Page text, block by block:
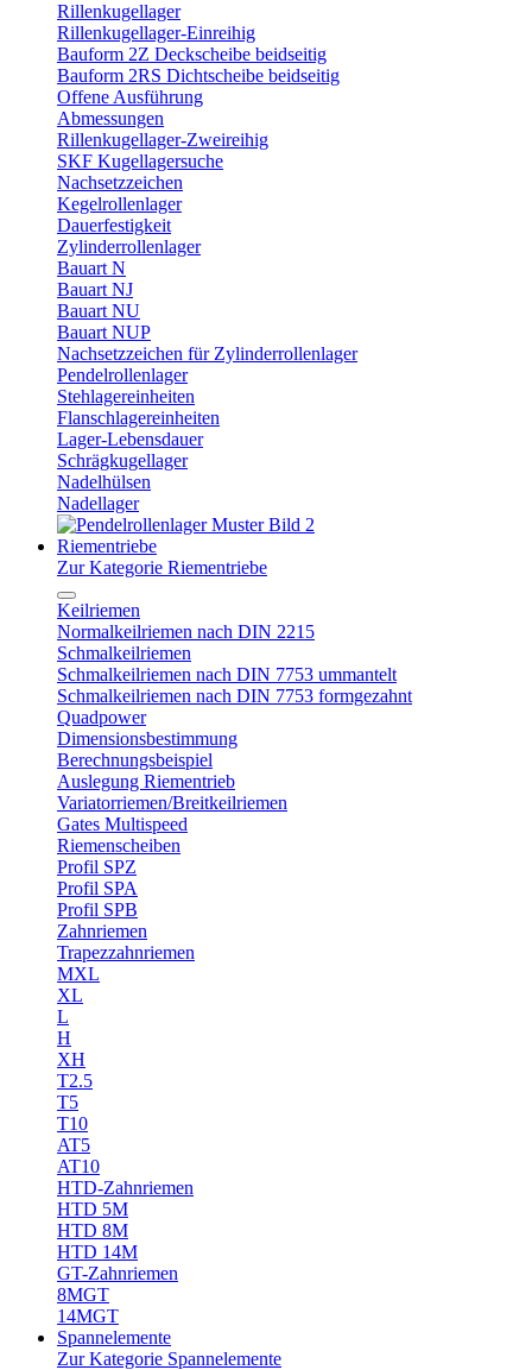
Rillenkugellager
Rillenkugellager-Einreihig
Bauform 2Z Deckscheibe beidseitig
Bauform 2RS Dichtscheibe beidseitig
Offene Ausführung
Abmessungen
Rillenkugellager-Zweireihig
SKF Kugellagersuche
Nachsetzzeichen
Kegelrollenlager
Dauerfestigkeit
Zylinderrollenlager
Bauart N
Bauart NJ
Bauart NU
Bauart NUP
Nachsetzzeichen für Zylinderrollenlager
Pendelrollenlager
Stehlagereinheiten
Flanschlagereinheiten
Lager-Lebensdauer
Schrägkugellager
Nadelhülsen
Nadellager
Riementriebe
Zur Kategorie Riementriebe
Keilriemen
Normalkeilriemen nach DIN 2215
Schmalkeilriemen
Schmalkeilriemen nach DIN 7753 ummantelt
Schmalkeilriemen nach DIN 7753 formgezahnt
Quadpower
Dimensionsbestimmung
Berechnungsbeispiel
Auslegung Riementrieb
Variatorriemen/Breitkeilriemen
Gates Multispeed
Riemenscheiben
Profil SPZ
Profil SPA
Profil SPB
Zahnriemen
Trapezzahnriemen
MXL
XL
L
H
XH
T2.5
T5
T10
AT5
AT10
HTD-Zahnriemen
HTD 5M
HTD 8M
HTD 14M
GT-Zahnriemen
8MGT
14MGT
Spannelemente
Zur Kategorie Spannelemente